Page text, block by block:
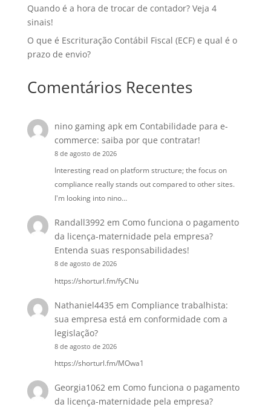
Quando é a hora de trocar de contador? Veja 4
sinais!
O que é Escrituração Contábil Fiscal (ECF) e qual é o
prazo de envio?
Comentários Recentes
nino gaming apk em Contabilidade para e-
commerce: saiba por que contratar!
8 de agosto de 2026
Interesting read on platform structure; the focus on
compliance really stands out compared to other sites.
I'm looking into nino…
Randall3992 em Como funciona o pagamento
da licença-maternidade pela empresa?
Entenda suas responsabilidades!
8 de agosto de 2026
https://shorturl.fm/fyCNu
Nathaniel4435 em Compliance trabalhista:
sua empresa está em conformidade com a
legislação?
8 de agosto de 2026
https://shorturl.fm/MOwa1
Georgia1062 em Como funciona o pagamento
da licença-maternidade pela empresa?